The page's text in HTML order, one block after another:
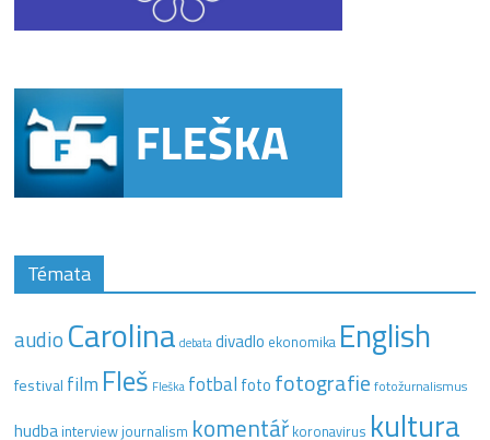
Témata
audio Carolina debata divadlo ekonomika English
festival film Fleš Fleška fotbal foto fotografie fotožurnalismus
hudba interview journalism komentář koronavirus kultura